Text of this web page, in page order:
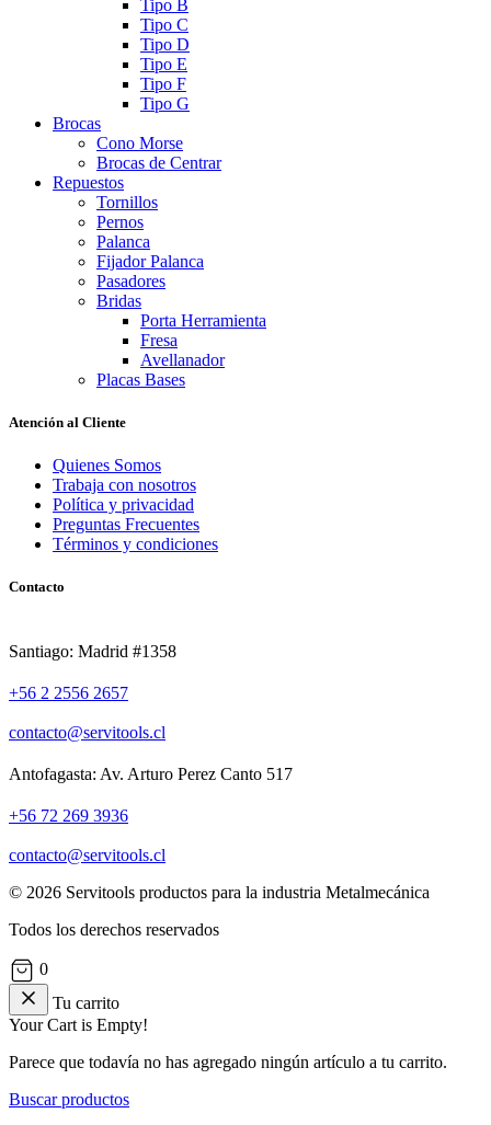
Tipo B
Tipo C
Tipo D
Tipo E
Tipo F
Tipo G
Brocas
Cono Morse
Brocas de Centrar
Repuestos
Tornillos
Pernos
Palanca
Fijador Palanca
Pasadores
Bridas
Porta Herramienta
Fresa
Avellanador
Placas Bases
Atención al Cliente
Quienes Somos
Trabaja con nosotros
Política y privacidad
Preguntas Frecuentes
Términos y condiciones
Contacto
Santiago: Madrid #1358
+56 2 2556 2657
contacto@servitools.cl
Antofagasta: Av. Arturo Perez Canto 517
+56 72 269 3936
contacto@servitools.cl
© 2026 Servitools productos para la industria Metalmecánica
Todos los derechos reservados
0
Tu carrito
Your Cart is Empty!
Parece que todavía no has agregado ningún artículo a tu carrito.
Buscar productos